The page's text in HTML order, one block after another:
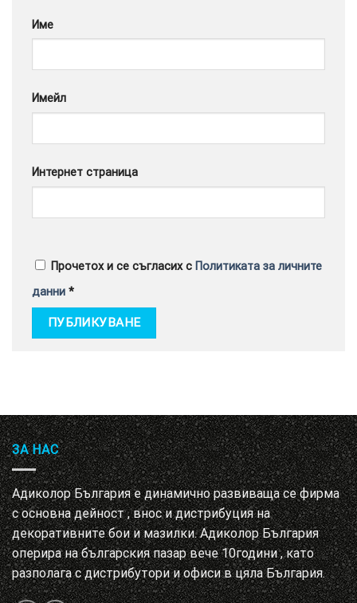
Име
Имейл
Интернет страница
Прочетох и се съгласих с Политиката за личните
данни *
ЗА НАС
Адиколор България е динамично развиваща се фирма
с основна дейност , внос и дистрибуция на
декоративните бои и мазилки. Адиколор България
оперира на българския пазар вече 10години , като
разполага с дистрибутори и офиси в цяла България.